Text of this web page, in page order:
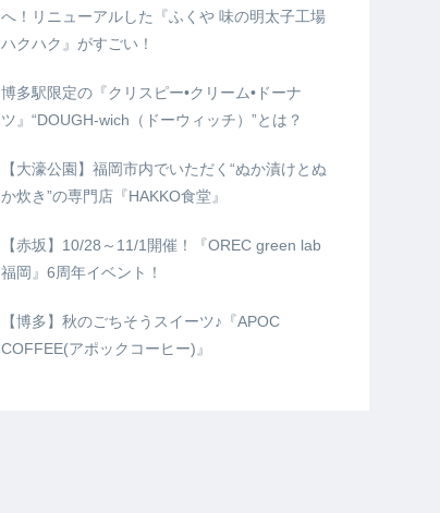
へ！リニューアルした『ふくや 味の明太子工場
ハクハク』がすごい！
博多駅限定の『クリスピー•クリーム•ドーナ
ツ』“DOUGH-wich（ドーウィッチ）”とは？
【大濠公園】福岡市内でいただく“ぬか漬けとぬ
か炊き”の専門店『HAKKO食堂』
【赤坂】10/28～11/1開催！『OREC green lab
福岡』6周年イベント！
【博多】秋のごちそうスイーツ♪『APOC
COFFEE(アポックコーヒー)』